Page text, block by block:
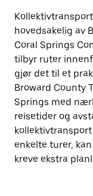
hovedsakelig av
Coral Springs
tilbyr ruter
gjør det til et
Broward County
Springs med
reisetider og
enkelte turer,
kreve ekstra